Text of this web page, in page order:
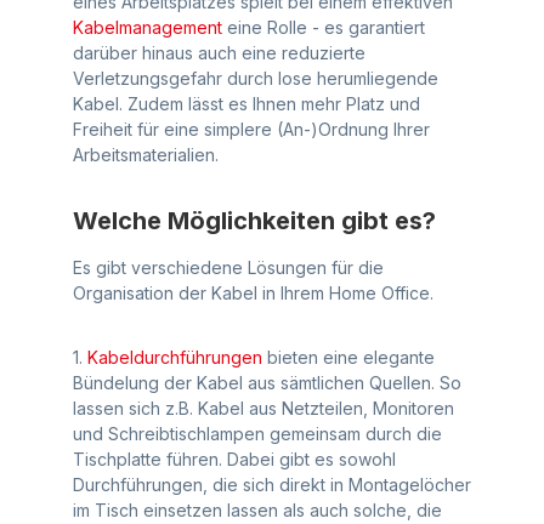
Kabelmanagement eine Rolle - es garantiert
darüber hinaus auch eine reduzierte
Verletzungsgefahr durch lose herumliegende
Kabel. Zudem lässt es Ihnen mehr Platz und
Freiheit für eine simplere (An-)Ordnung Ihrer
Arbeitsmaterialien.
Welche Möglichkeiten gibt es?
Es gibt verschiedene Lösungen für die
Organisation der Kabel in Ihrem Home Office.
1. Kabeldurchführungen bieten eine elegante
Bündelung der Kabel aus sämtlichen Quellen. So
lassen sich z.B. Kabel aus Netzteilen, Monitoren
und Schreibtischlampen gemeinsam durch die
Tischplatte führen. Dabei gibt es sowohl
Durchführungen, die sich direkt in Montagelöcher
im Tisch einsetzen lassen als auch solche, die